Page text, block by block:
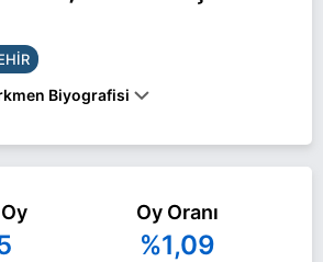
Biyografisi
olarak DEVA Partisi ile 31 Mart 2024
yarışıyor. Yusuf Türkmen ile ilgili
bilgi için
Yusuf Türkmen Haberleri
Oy Oranı
%1,09